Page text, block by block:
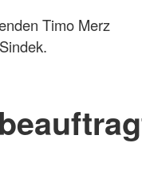
Timo Merz